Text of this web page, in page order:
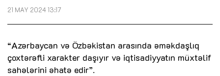
21 MAY 2024 13:17
“Azərbaycan və Özbəkistan arasında əməkdaşlıq
çoxtərəfli xarakter daşıyır və iqtisadiyyatın müxtəlif
sahələrini əhatə edir”.